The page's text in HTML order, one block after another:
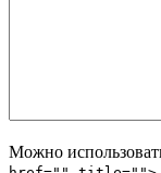
Можно